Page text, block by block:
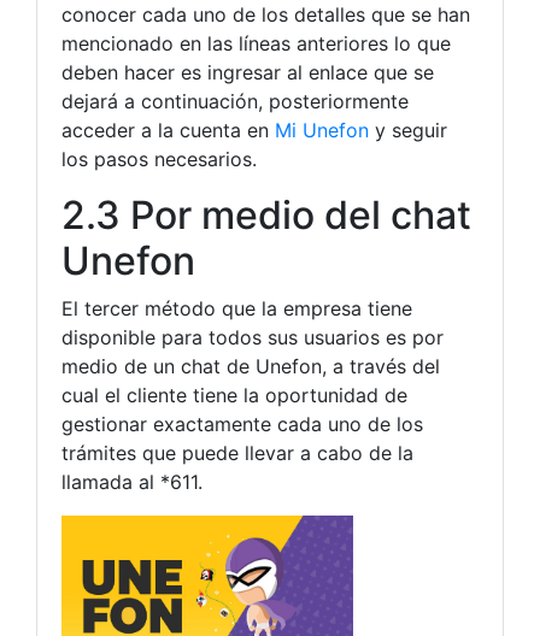
conocer cada uno de los detalles que se han
mencionado en las líneas anteriores lo que
deben hacer es ingresar al enlace que se
dejará a continuación, posteriormente
acceder a la cuenta en Mi Unefon y seguir
los pasos necesarios.
2.3 Por medio del chat
Unefon
El tercer método que la empresa tiene
disponible para todos sus usuarios es por
medio de un chat de Unefon, a través del
cual el cliente tiene la oportunidad de
gestionar exactamente cada uno de los
trámites que puede llevar a cabo de la
llamada al *611.